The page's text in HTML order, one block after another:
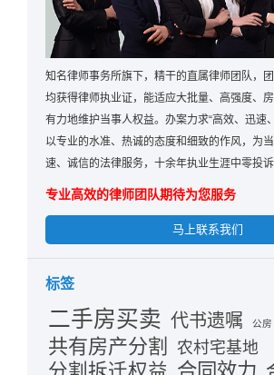
知名律师事务所旗下，精干的直属律师团队，团
均获得律师执业证，能适应大批量、高强度、
有力地维护当事人权益。办案力求“高效、迅速
以专业的水准、热诚的态度和细致的作风，为
速、诚信的法律服务，十余年执业生涯中零投诉
专业高效的律师团队期待为您服务
马上联系我们
标签
二手房买卖 代书遗嘱 公房
共有房产分割 农村宅基地